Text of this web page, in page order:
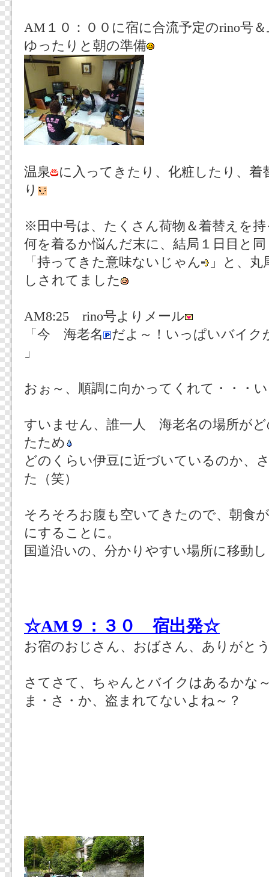
AM１０：００に宿に合流予定のrino号
ゆったりと朝の準備
温泉
に入ってきたり、化粧したり、
り
※田中号は、たくさん荷物＆着替えを
何を着るか悩んだ末に、結局１日目と
「持ってきた意味ないじゃん
」と、
しされてました
AM8:25 rino号よりメール
「今 海老名
だよ～！いっぱいバイ
」
おぉ～、順調に向かってくれて・・・
すいません、誰一人 海老名の場所が
たため
どのくらい伊豆に近づいているのか、
た（笑）
そろそろお腹も空いてきたので、朝食
にすることに。
国道沿いの、分かりやすい場所に移動
☆AM９：３０ 宿出発☆
お宿のおじさん、おばさん、ありがと
さてさて、ちゃんとバイクはあるかな
ま・さ・か、盗まれてないよね～？